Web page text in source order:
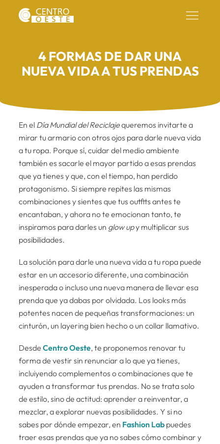
4 FORMAS DE DAR UNA
NUEVA VIDA A TUS PRENDAS
En el Día Mundial del Reciclajequeremos invitarte a
mirar tu armario con otros ojos para darle nueva vida
a tu ropa. Porque sí, cuidar del medio ambiente
también es sacarle el mayor partido a esas prendas
que ya tienes y que, con el tiempo, han perdido
protagonismo. Si siempre repites las mismas
combinaciones y sientes que tus outfits antes te
encantaban, y ahora no te emocionan tanto, te
inspiramos para darles un glow upy multiplicar sus
posibilidades.
La solución para darle una nueva vida a tu ropa puede
estar en un accesorio diferente, una combinación
inesperada o incluso una nueva manera de llevar esa
prenda que ya dabas por olvidada. Los looks más
potentes nacen de pequeñas transformaciones: un
cinturón, un layering bien hecho o un collar llamativo.
Desde Centro Oeste, te proponemos renovar tu
forma de vestir sin renunciar a lo que ya tienes,
incluiyendo complementos o combinaciones que te
ayuden a transformar tus prendas. No se trata solo
de estilo, sino de actitud: aprender a reinventar, a
mezclar, a explorar nuevas posibilidades. Y si no
sabes por dónde empezar, en Fashion Labpuedes
traer esas prendas que ya no sabes cómo combinar y